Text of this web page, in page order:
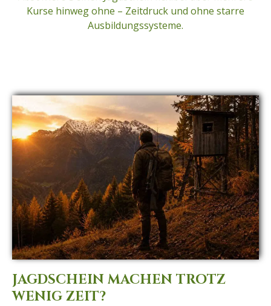
Kurse hinweg ohne – Zeitdruck und ohne starre
Ausbildungssysteme.
JAGDSCHEIN MACHEN TROTZ
WENIG ZEIT?